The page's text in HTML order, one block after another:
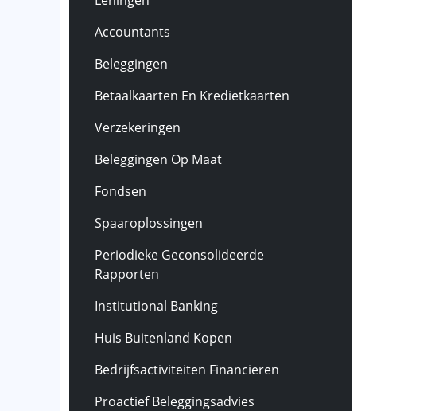
Accountants
Beleggingen
Betaalkaarten En Kredietkaarten
Verzekeringen
Beleggingen Op Maat
Fondsen
Spaaroplossingen
Periodieke Geconsolideerde
Rapporten
Institutional Banking
Huis Buitenland Kopen
Bedrijfsactiviteiten Financieren
Proactief Beleggingsadvies